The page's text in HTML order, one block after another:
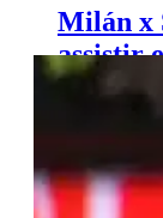
Milán x
assistir
(03/12)